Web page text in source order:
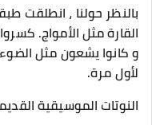
بالنظر حولنا ، انطلقت
القارة مثل الأمواج.
و كانوا يشعون مثل
لأول مرة.
النوتات الموسيقية